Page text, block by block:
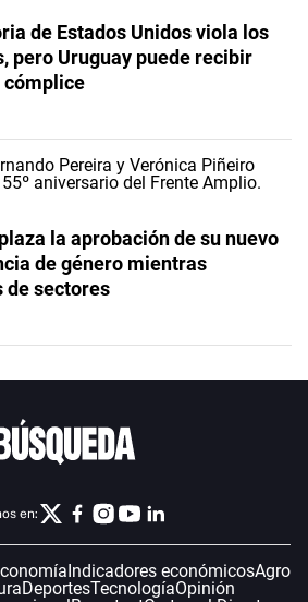
de Estados Unidos viola los
pero Uruguay puede recibir
cómplice
la aprobación de su nuevo
de género mientras
de sectores
en:
Indicadores económicosAgro
DeportesTecnologíaOpinión